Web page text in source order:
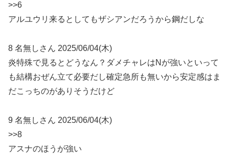
>>6
アルユウリ来るとしてもザシアンだろうから鋼だしな
8 名無しさん 2025/06/04(木)
炎特殊で見るとどうなん？ダメチャレはNが強いといって
も結構おぜん立て必要だし確定急所も無いから安定感はま
だこっちのがありそうだけど
9 名無しさん 2025/06/04(木)
>>8
アスナのほうが強い